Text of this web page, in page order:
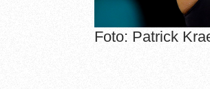
Foto: Patrick